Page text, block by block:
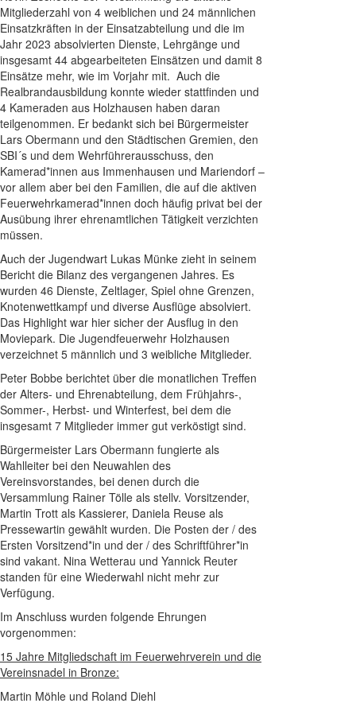
Mitgliederzahl von 4 weiblichen und 24 männlichen
Einsatzkräften in der Einsatzabteilung und die im
Jahr 2023 absolvierten Dienste, Lehrgänge und
insgesamt 44 abgearbeiteten Einsätzen und damit 8
Einsätze mehr, wie im Vorjahr mit. Auch die
Realbrandausbildung konnte wieder stattfinden und
4 Kameraden aus Holzhausen haben daran
teilgenommen. Er bedankt sich bei Bürgermeister
Lars Obermann und den Städtischen Gremien, den
SBI´s und dem Wehrführerausschuss, den
Kamerad*innen aus Immenhausen und Mariendorf –
vor allem aber bei den Familien, die auf die aktiven
Feuerwehrkamerad*innen doch häufig privat bei der
Ausübung ihrer ehrenamtlichen Tätigkeit verzichten
müssen.
Auch der Jugendwart Lukas Münke zieht in seinem
Bericht die Bilanz des vergangenen Jahres. Es
wurden 46 Dienste, Zeltlager, Spiel ohne Grenzen,
Knotenwettkampf und diverse Ausflüge absolviert.
Das Highlight war hier sicher der Ausflug in den
Moviepark. Die Jugendfeuerwehr Holzhausen
verzeichnet 5 männlich und 3 weibliche Mitglieder.
Peter Bobbe berichtet über die monatlichen Treffen
der Alters- und Ehrenabteilung, dem Frühjahrs-,
Sommer-, Herbst- und Winterfest, bei dem die
insgesamt 7 Mitglieder immer gut verköstigt sind.
Bürgermeister Lars Obermann fungierte als
Wahlleiter bei den Neuwahlen des
Vereinsvorstandes, bei denen durch die
Versammlung Rainer Tölle als stellv. Vorsitzender,
Martin Trott als Kassierer, Daniela Reuse als
Pressewartin gewählt wurden. Die Posten der / des
Ersten Vorsitzend*in und der / des Schriftführer*in
sind vakant. Nina Wetterau und Yannick Reuter
standen für eine Wiederwahl nicht mehr zur
Verfügung.
Im Anschluss wurden folgende Ehrungen
vorgenommen:
15 Jahre Mitgliedschaft im Feuerwehrverein und die
Vereinsnadel in Bronze:
Martin Möhle und Roland Diehl